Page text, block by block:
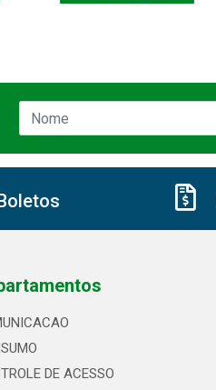
DE ACESSO